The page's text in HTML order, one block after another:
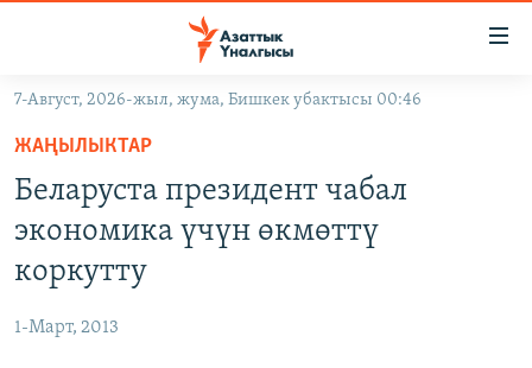
Навигацияга
өтүңүз
Издөөгө
салыңызКЫРГЫЗСТАН
МАДАНИЯТ
ДҮЙНӨ
ТВ ПРОГРАММАЛАР
7-Август, 2026-жыл, жума, Бишкек убактысы 00:46
ЖАҢЫЛЫКТАР
Беларуста президент чабал
экономика үчүн өкмөттү
коркутту
1-Март, 2013